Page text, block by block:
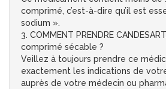
comprimé, c’est-à-dire qu’il est
sodium ».
3. COMMENT PRENDRE
comprimé sécable ?
Veillez à toujours prendre ce
exactement les indications de
auprès de votre médecin ou